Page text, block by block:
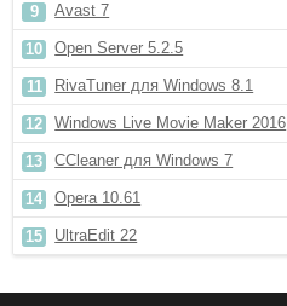
Avast 7
Open Server 5.2.5
RivaTuner для Windows 8.1
Windows Live Movie Maker 2016
CCleaner для Windows 7
Opera 10.61
UltraEdit 22